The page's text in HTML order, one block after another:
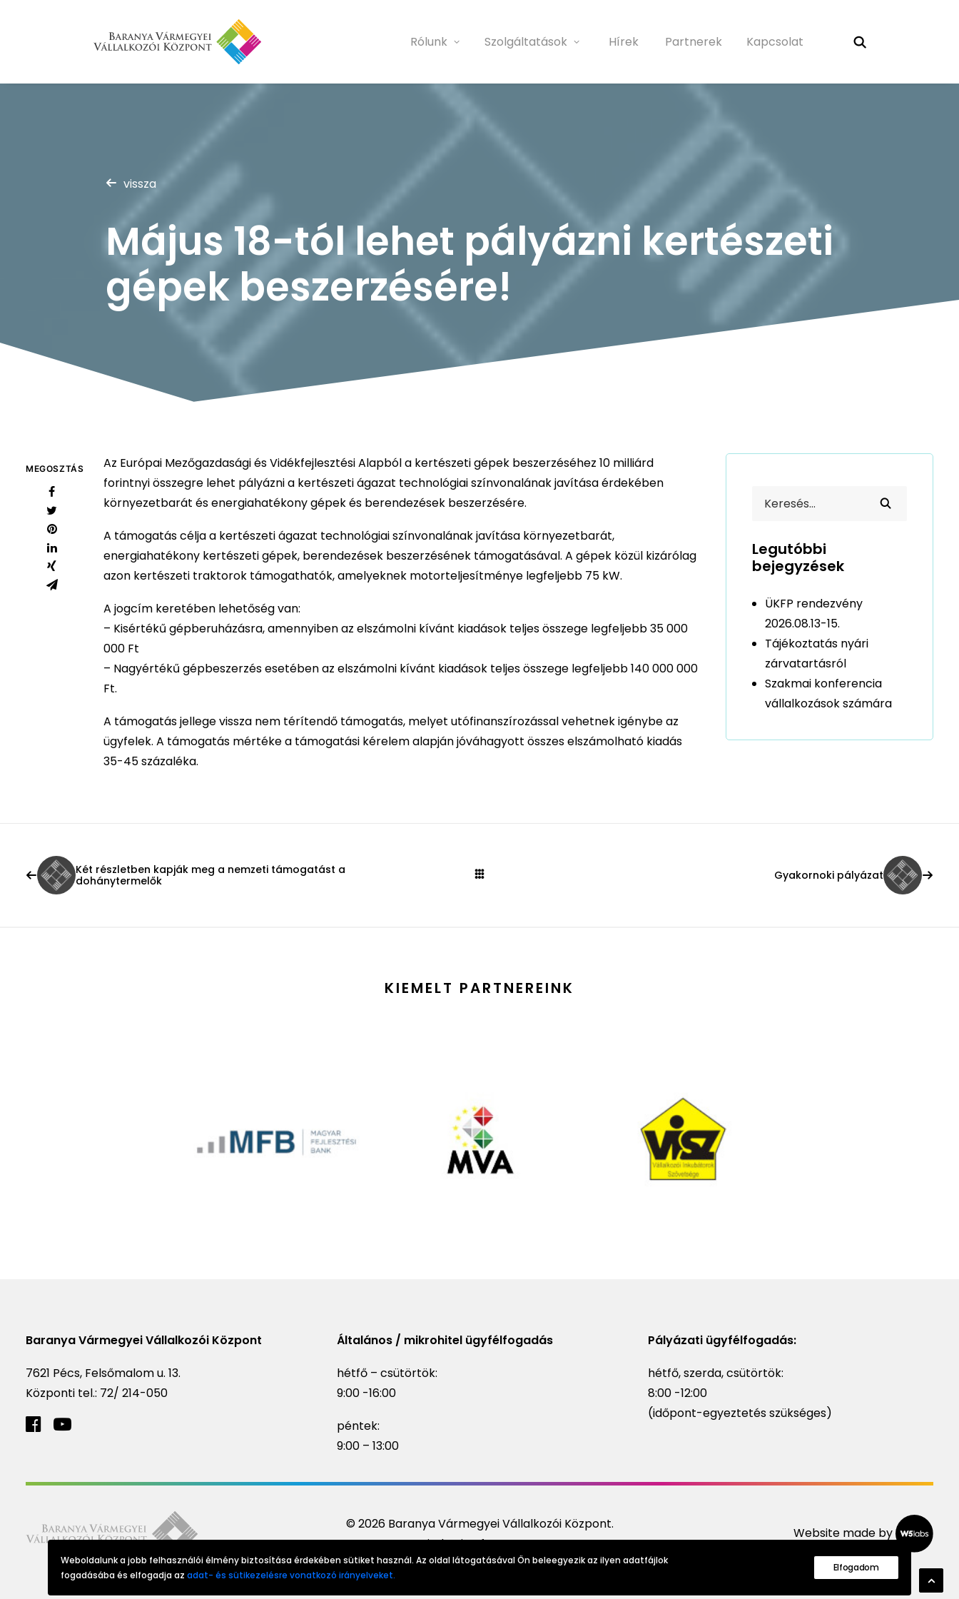
Rólunk Szolgáltatások Hírek Partnerek Kapcsolat
vissza
Május 18-tól lehet pályázni kertészeti
gépek beszerzésére!
MEGOSZTÁS
Az Európai Mezőgazdasági és Vidékfejlesztési Alapból a kertészeti gépek beszerzéséhez 10 milliárd
forintnyi összegre lehet pályázni a kertészeti ágazat technológiai színvonalának javítása érdekében
környezetbarát és energiahatékony gépek és berendezések beszerzésére.
A támogatás célja a kertészeti ágazat technológiai színvonalának javítása környezetbarát,
energiahatékony kertészeti gépek, berendezések beszerzésének támogatásával. A gépek közül kizárólag
azon kertészeti traktorok támogathatók, amelyeknek motorteljesítménye legfeljebb 75 kW.
A jogcím keretében lehetőség van:
– Kisértékű gépberuházásra, amennyiben az elszámolni kívánt kiadások teljes összege legfeljebb 35 000
000 Ft
– Nagyértékű gépbeszerzés esetében az elszámolni kívánt kiadások teljes összege legfeljebb 140 000 000
Ft.
A támogatás jellege vissza nem térítendő támogatás, melyet utófinanszírozással vehetnek igénybe az
ügyfelek. A támogatás mértéke a támogatási kérelem alapján jóváhagyott összes elszámolható kiadás
35-45 százaléka.
Legutóbbi
bejegyzések
ÜKFP rendezvény
2026.08.13-15.
Tájékoztatás nyári
zárvatartásról
Szakmai konferencia
vállalkozások számára
Két részletben kapják meg a nemzeti támogatást a
dohánytermelők
Gyakornoki pályázat
KIEMELT PARTNEREINK
Baranya Vármegyei Vállalkozói Központ
7621 Pécs, Felsőmalom u. 13.
Központi tel.: 72/ 214-050
Általános / mikrohitel ügyfélfogadás
hétfő – csütörtök:
9:00 -16:00
péntek:
9:00 – 13:00
Pályázati ügyfélfogadás:
hétfő, szerda, csütörtök:
8:00 -12:00
(időpont-egyeztetés szükséges)
© 2026 Baranya Vármegyei Vállalkozói Központ.
Minden jog fenntartva
Website made by
Weboldalunk a jobb felhasználói élmény biztosítása érdekében sütiket használ. Az oldal látogatásával Ön beleegyezik az ilyen adatfájlok
fogadásába és elfogadja azadat- és sütikezelésre vonatkozó irányelveket.
Elfogadom